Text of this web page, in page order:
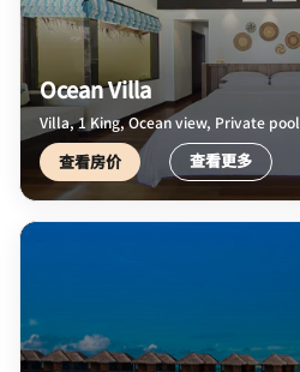
Ocean Villa
Villa, 1 King, Ocean view, Private pool
查看房价 查看更多